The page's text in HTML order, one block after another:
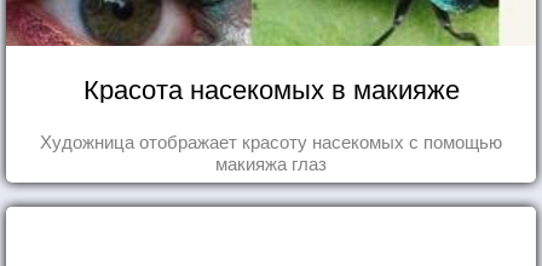
Красота насекомых в макияже
Художница отображает красоту насекомых с помощью
макияжа глаз